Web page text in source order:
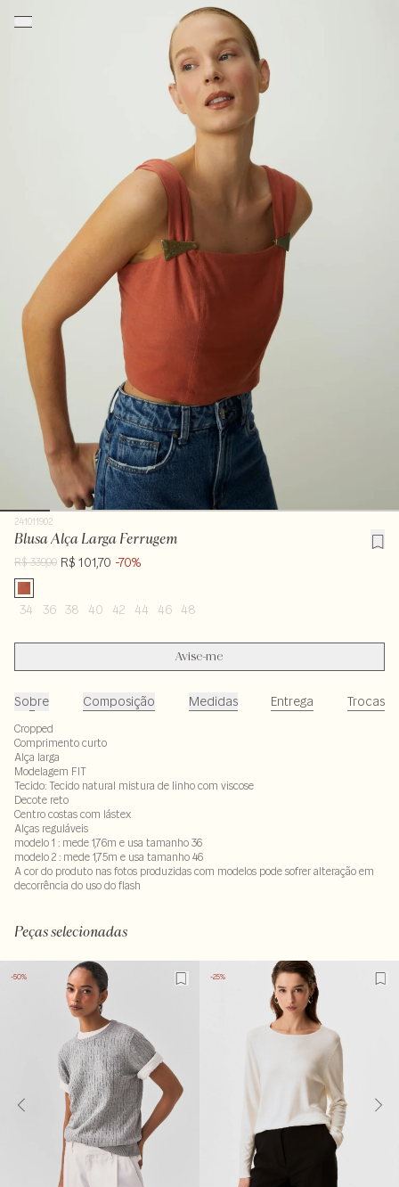
241011902
Blusa Alça Larga Ferrugem
R$ 339,00 R$ 101,70 -70%
34 36 38 40 42 44 46 48
Avise-me
Sobre Composição Medidas Entrega Trocas
Cropped
Comprimento curto
Alça larga
Modelagem FIT
Tecido: Tecido natural mistura de linho com viscose
Decote reto
Centro costas com lástex
Alças reguláveis
modelo 1 : mede 1,76m e usa tamanho 36
modelo 2 : mede 1,75m e usa tamanho 46
A cor do produto nas fotos produzidas com modelos pode sofrer alteração em
decorrência do uso do flash
Peças selecionadas
-50% -25%